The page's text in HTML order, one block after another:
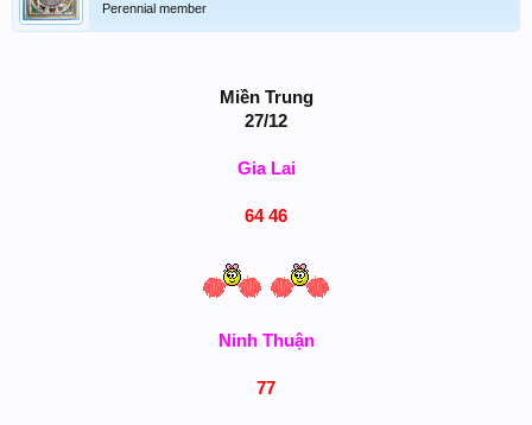
Perennial member
Miền Trung
27/12
Gia Lai
64 46
Ninh Thuận
77